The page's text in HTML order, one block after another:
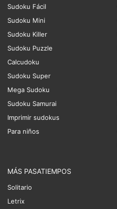
Sudoku Fácil
Sudoku Mini
Sudoku Killer
Sudoku Puzzle
Calcudoku
Sudoku Super
Mega Sudoku
Sudoku Samurai
Imprimir sudokus
Para niños
MÁS PASATIEMPOS
Solitario
Letrix